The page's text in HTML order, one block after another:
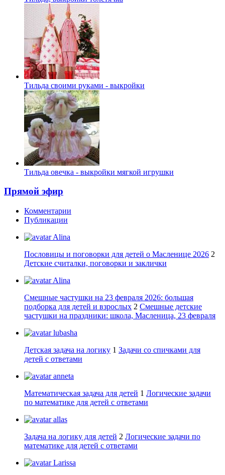
Тильда своими руками - выкройки
Тильда овечка - выкройки мягкой игрушки
Прямой эфир
Комментарии
Публикации
Alina
Пословицы и поговорки для детей о Масленице 2026 2
Детские считалки, поговорки и заклички
Alina
Смешные частушки на 23 февраля 2026: большая
подборка для детей и взрослых 2 Смешные детские
частушки на праздники: школа, Масленица, 23 февраля
lubasha
Детская задача на логику 1 Задачи со спичками для
детей с ответами
anneta
Математическая задача для детей 1 Логические задачи
по математике для детей с ответами
allas
Задача на логику для детей 2 Логические задачи по
математике для детей с ответами
Larissa